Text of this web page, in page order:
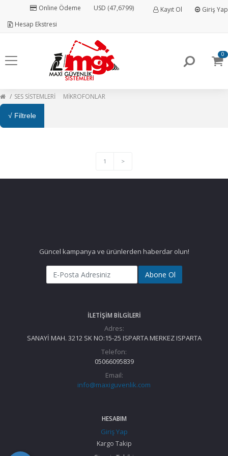
Online Ödeme
USD (47,6799)
Hesap Ekstresi
Kayıt Ol Giriş Yap
0
SES SİSTEMLERİ MİKROFONLAR
√ Filtrele
1 >
Güncel kampanya ve ürünlerden haberdar olun!
Abone Ol
İLETIŞIM BILGILERI
Adres:
SANAYİ MAH. 3212 SK NO:15-25 ISPARTA MERKEZ ISPARTA
Telefon:
05066095839
Email:
info@maxiguvenlik.com
HESABIM
Giriş Yap
Kargo Takip